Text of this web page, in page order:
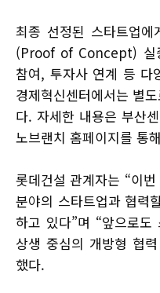
최종 선정된 스타트업
(Proof of Concept) 실
참여, 투자사 연계 등 다
경제혁신센터에서는 별
다. 자세한 내용은 부산
노브랜치 홈페이지를 통
롯데건설 관계자는 “이
분야의 스타트업과 협력
하고 있다”며 “앞으로도
상생 중심의 개방형 협
했다.